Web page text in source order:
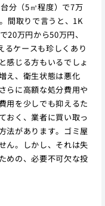
分（5㎥程度）で7万
間取りで言うと、1K
20万円から50万円、
るケースも珍しくあり
感じる方もいるでしょ
え、衛生状態は悪化
らに高額な処分費用や
用を少しでも抑えるた
おく、業者に買い取っ
法があります。ゴミ屋
ん。しかし、それは失
めの、必要不可欠な投